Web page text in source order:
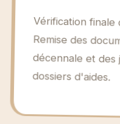
Vérification finale
Remise des
décennale et
dossiers d'aides.